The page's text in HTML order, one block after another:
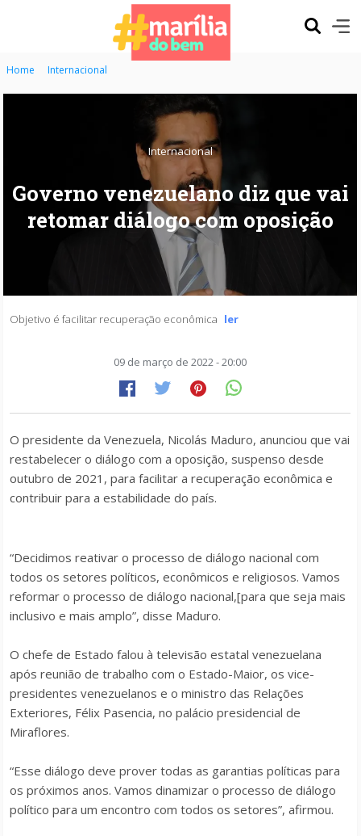
Home Internacional
Internacional
Governo venezuelano diz que vai
retomar diálogo com oposição
Objetivo é facilitar recuperação econômica ler
09 de março de 2022 - 20:00
O presidente da Venezuela, Nicolás Maduro, anunciou que vai
restabelecer o diálogo com a oposição, suspenso desde
outubro de 2021, para facilitar a recuperação econômica e
contribuir para a estabilidade do país.
“Decidimos reativar o processo de diálogo nacional com
todos os setores políticos, econômicos e religiosos. Vamos
reformar o processo de diálogo nacional,[para que seja mais
inclusivo e mais amplo”, disse Maduro.
O chefe de Estado falou à televisão estatal venezuelana
após reunião de trabalho com o Estado-Maior, os vice-
presidentes venezuelanos e o ministro das Relações
Exteriores, Félix Pasencia, no palácio presidencial de
Miraflores.
“Esse diálogo deve prover todas as garantias políticas para
os próximos anos. Vamos dinamizar o processo de diálogo
político para um encontro com todos os setores”, afirmou.